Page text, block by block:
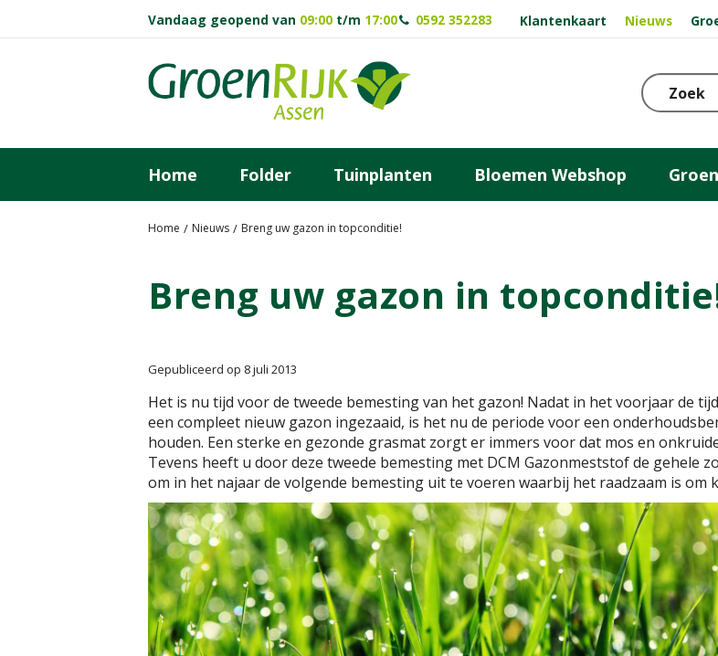
Home Nieuws Breng uw gazon in topconditie!
Vandaag geopend van 09:00 t/m 17:00 0592 352283 Klantenkaart Nieuws
Home Folder Tuinplanten Bloemen Webshop
Breng uw gazon in
Gepubliceerd op 8 juli 2013
Het is nu tijd voor de tweede bemesting van het gazon! Nadat in het voorjaar de
een compleet nieuw gazon ingezaaid, is het nu de periode voor een
houden. Een sterke en gezonde grasmat zorgt er immers voor dat mos en
Tevens heeft u door deze tweede bemesting met DCM Gazonmeststof de gehele
om in het najaar de volgende bemesting uit te voeren waarbij het raadzaam is om